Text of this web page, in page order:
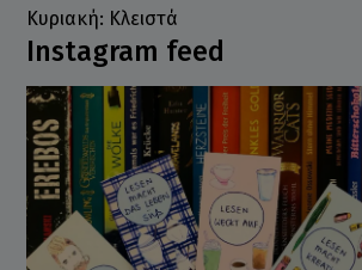
Κυριακή: Κλειστά
Instagram feed